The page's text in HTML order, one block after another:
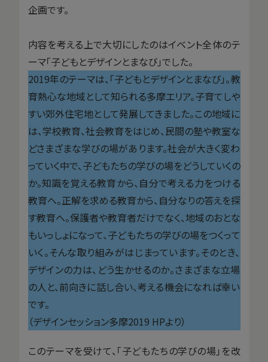
企画です。
内容を考える上で大切にしたのはイベント全体のテ
ーマ「子どもとデザインとまなび」でした。
2019年のテーマは、「子どもとデザインとまなび」。教
育熱心な地域として知られる多摩エリア。子育てしや
すい郊外住宅地として発展してきました。この地域に
は、学校教育、社会教育をはじめ、民間の塾や教室な
どさまざまな学びの場があります。社会が大きく変わ
っていく中で、子どもたちの学びの場をどうしていくの
か。知識を覚える教育から、自分で考える力をつける
教育へ。正解を求める教育から、自分なりの答えを探
す教育へ。保護者や教育者だけでなく、地域のおとな
もいっしょになって、子どもたちの学びの場をつくって
いく。そんな取り組みがはじまっています。そのとき、
デザインの力は、どう生かせるのか。さまざまな立場
の人と、前向きに話し合い、考える機会になれば幸い
です。
（デザインセッション多摩2019 HPより）
このテーマを受けて、「子どもたちの学びの場」を改